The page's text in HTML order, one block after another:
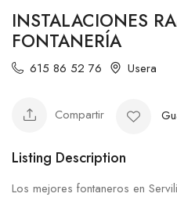
INSTALACIONES
FONTANERÍA
615 86 52 76 Usera
Compartir
Listing Description
Los mejores fontaneros en